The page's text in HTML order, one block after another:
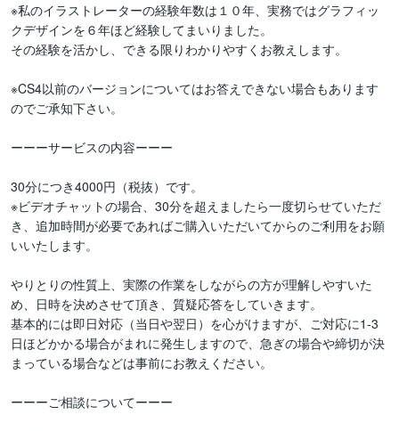
※私のイラストレーターの経験年数は１０年、実務ではグラフィッ
クデザインを６年ほど経験してまいりました。
その経験を活かし、できる限りわかりやすくお教えします。
※CS4以前のバージョンについてはお答えできない場合もあります
のでご承知下さい。
ーーーサービスの内容ーーー
30分につき4000円（税抜）です。
※ビデオチャットの場合、30分を超えましたら一度切らせていただ
き、追加時間が必要であればご購入いただいてからのご利用をお願
いいたします。
やりとりの性質上、実際の作業をしながらの方が理解しやすいた
め、日時を決めさせて頂き、質疑応答をしていきます。
基本的には即日対応（当日や翌日）を心がけますが、ご対応に1-3
日ほどかかる場合がまれに発生しますので、急ぎの場合や締切が決
まっている場合などは事前にお教えください。
ーーーご相談についてーーー